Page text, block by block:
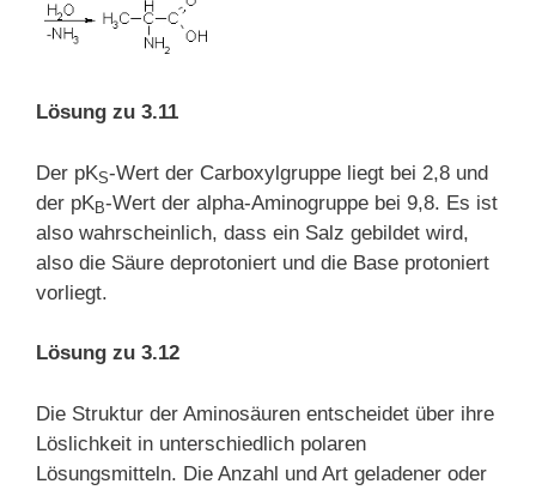
Lösung zu 3.11
Der pKS-Wert der Carboxylgruppe liegt bei 2,8 und
der pKB-Wert der alpha-Aminogruppe bei 9,8. Es ist
also wahrscheinlich, dass ein Salz gebildet wird,
also die Säure deprotoniert und die Base protoniert
vorliegt.
Lösung zu 3.12
Die Struktur der Aminosäuren entscheidet über ihre
Löslichkeit in unterschiedlich polaren
Lösungsmitteln. Die Anzahl und Art geladener oder